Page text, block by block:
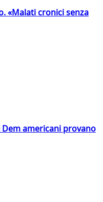
«Malati cronici senza
americani provano